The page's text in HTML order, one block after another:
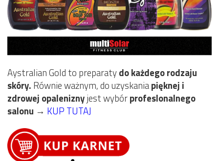
Aystralian Gold to preparatydo każdego rodzaju
skóry. Równie ważnym, do uzyskaniapięknej i
zdrowej opaleniznyjest wybórprofeslonalnego
salonu → KUP TUTAJ